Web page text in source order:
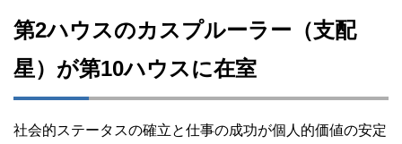
第2ハウスのカスプルーラー（支配
星）が第10ハウスに在室
社会的ステータスの確立と仕事の成功が個人的価値の安定